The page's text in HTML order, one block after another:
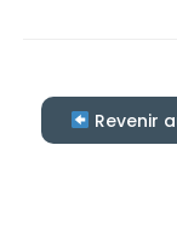
mettre ici.
Revenir